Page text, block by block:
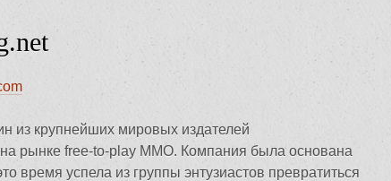
из крупнейших мировых издателей
на рынке free-to-play MMO. Компания была основана
время успела из группы энтузиастов превратиться